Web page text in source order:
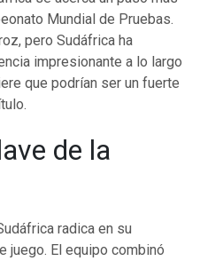
Mundial de Pruebas.
pero Sudáfrica ha
impresionante a lo largo
que podrían ser un fuerte
de la
radica en su
juego. El equipo combinó